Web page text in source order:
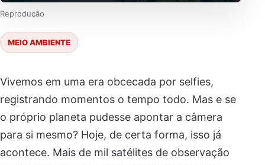
Reprodução
MEIO AMBIENTE
Vivemos em uma era obcecada por selfies,
registrando momentos o tempo todo. Mas e se
o próprio planeta pudesse apontar a câmera
para si mesmo? Hoje, de certa forma, isso já
acontece. Mais de mil satélites de observação